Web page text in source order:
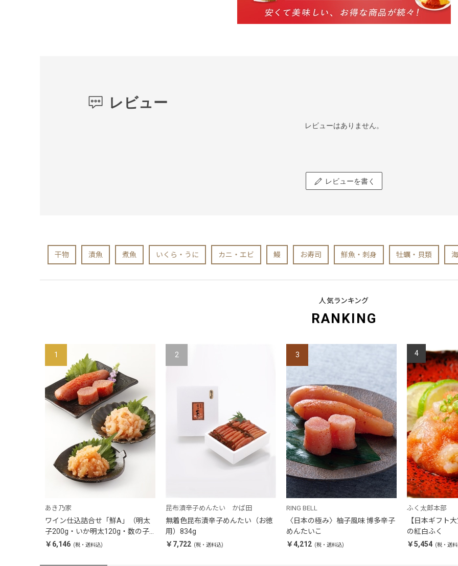
レビュー
レビューはありません。
レビューを書く
干物 漬魚 煮魚 いくら・うに カニ・エビ 鰻 お寿司 鮮魚・刺身 牡蠣・貝類
人気ランキング
RANKING
1
あき乃家
ワイン仕込詰合せ「鮮A」（明太
子200g・いか明太120g・数の子
明太120g）
￥6,146 (税・送料込)
2
昆布漬辛子めんたい かば田
無着色昆布漬辛子めんたい（お徳
用）834g
￥7,722 (税・送料込)
3
RING BELL
〈日本の極み〉柚子風味 博多辛子
めんたいこ
￥4,212 (税・送料込)
4
ふく太郎本部
【日本ギフト
の紅白ふく
￥5,454 (税・送